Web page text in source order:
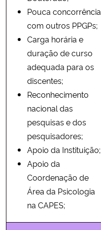
Pouca concorrência
com outros PPGPs;
Carga horária e
duração de curso
adequada para os
discentes;
Reconhecimento
nacional das
pesquisas e dos
pesquisadores;
Apoio da Instituição;
Apoio da
Coordenação de
Área da Psicologia
na CAPES;